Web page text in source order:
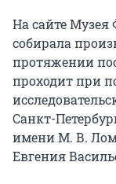
На сайте Музея
собирала
протяжении
проходит при
Санкт-
имениМ. В.
Евгения